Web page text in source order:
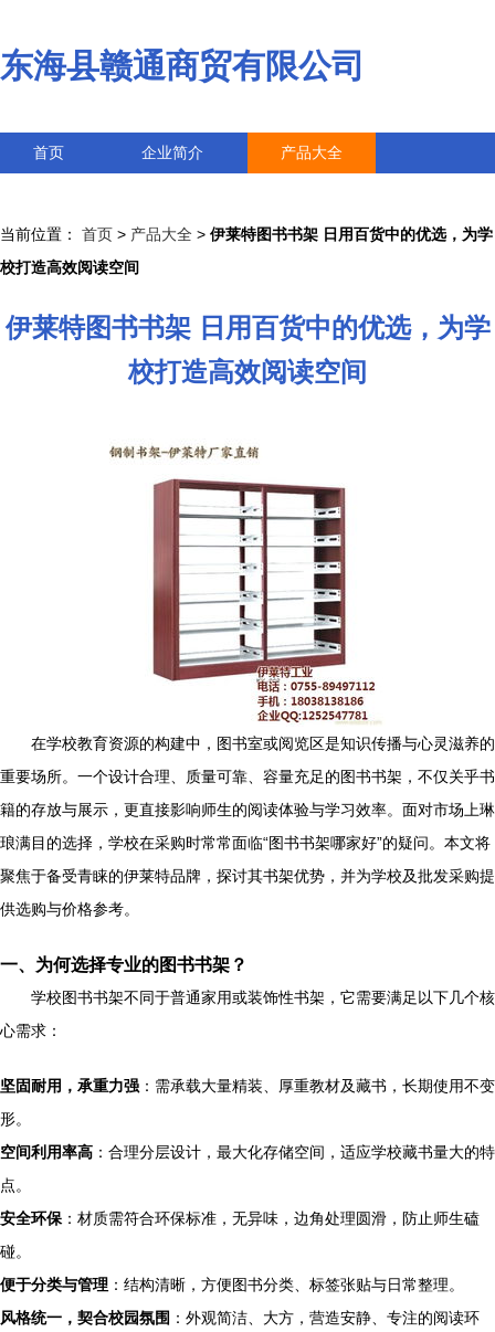
东海县赣通商贸有限公司
首页 企业简介 产品大全
当前位置： 首页 > 产品大全 > 伊莱特图书书架 日用百货中的优选，为学
校打造高效阅读空间
伊莱特图书书架 日用百货中的优选，为学
校打造高效阅读空间
在学校教育资源的构建中，图书室或阅览区是知识传播与心灵滋养的
重要场所。一个设计合理、质量可靠、容量充足的图书书架，不仅关乎书
籍的存放与展示，更直接影响师生的阅读体验与学习效率。面对市场上琳
琅满目的选择，学校在采购时常常面临“图书书架哪家好”的疑问。本文将
聚焦于备受青睐的伊莱特品牌，探讨其书架优势，并为学校及批发采购提
供选购与价格参考。
一、为何选择专业的图书书架？
学校图书书架不同于普通家用或装饰性书架，它需要满足以下几个核
心需求：
坚固耐用，承重力强 ：需承载大量精装、厚重教材及藏书，长期使用不变
形。
空间利用率高 ：合理分层设计，最大化存储空间，适应学校藏书量大的特
点。
安全环保 ：材质需符合环保标准，无异味，边角处理圆滑，防止师生磕
碰。
便于分类与管理 ：结构清晰，方便图书分类、标签张贴与日常整理。
风格统一，契合校园氛围 ：外观简洁、大方，营造安静、专注的阅读环